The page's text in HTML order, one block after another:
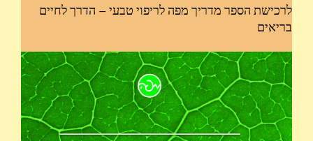
לרכישת הספר מדריך מפה לריפוי טבעי – הדרך לחיים
בריאים